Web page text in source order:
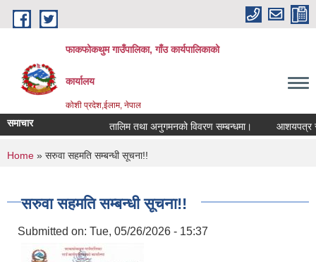
Skip to main content
फाकफोकथुम गाउँपालिका, गाँउ कार्यपालिकाको
कार्यालय
कोशी प्रदेश,ईलाम, नेपाल
समाचार तालिम तथा अनुगमनको विवरण सम्बन्धमा। आशयपत्र
You are here
Home » सरुवा सहमति सम्बन्धी सूचना!!
सरुवा सहमति सम्बन्धी सूचना!!
Submitted on: Tue, 05/26/2026 - 15:37